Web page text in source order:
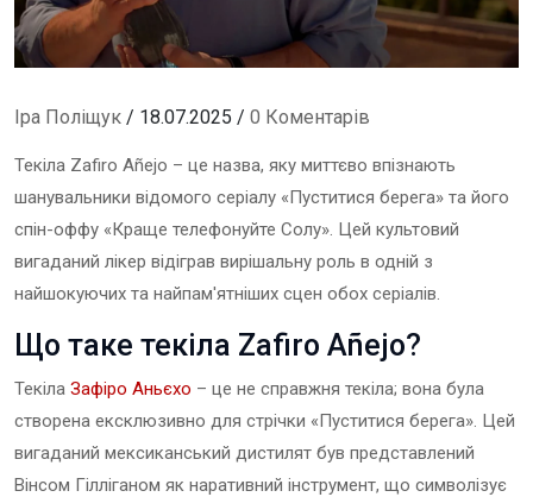
Іра Поліщук / 18.07.2025 / 0 Коментарів
Текіла Zafiro Añejo – це назва, яку миттєво впізнають
шанувальники відомого серіалу «Пуститися берега» та його
спін-оффу «Краще телефонуйте Солу». Цей культовий
вигаданий лікер відіграв вирішальну роль в одній з
найшокуючих та найпам'ятніших сцен обох серіалів.
Що таке текіла Zafiro Añejo?
Текіла Зафіро Аньєхо – це не справжня текіла; вона була
створена ексклюзивно для стрічки «Пуститися берега». Цей
вигаданий мексиканський дистилят був представлений
Вінсом Гілліганом як наративний інструмент, що символізує